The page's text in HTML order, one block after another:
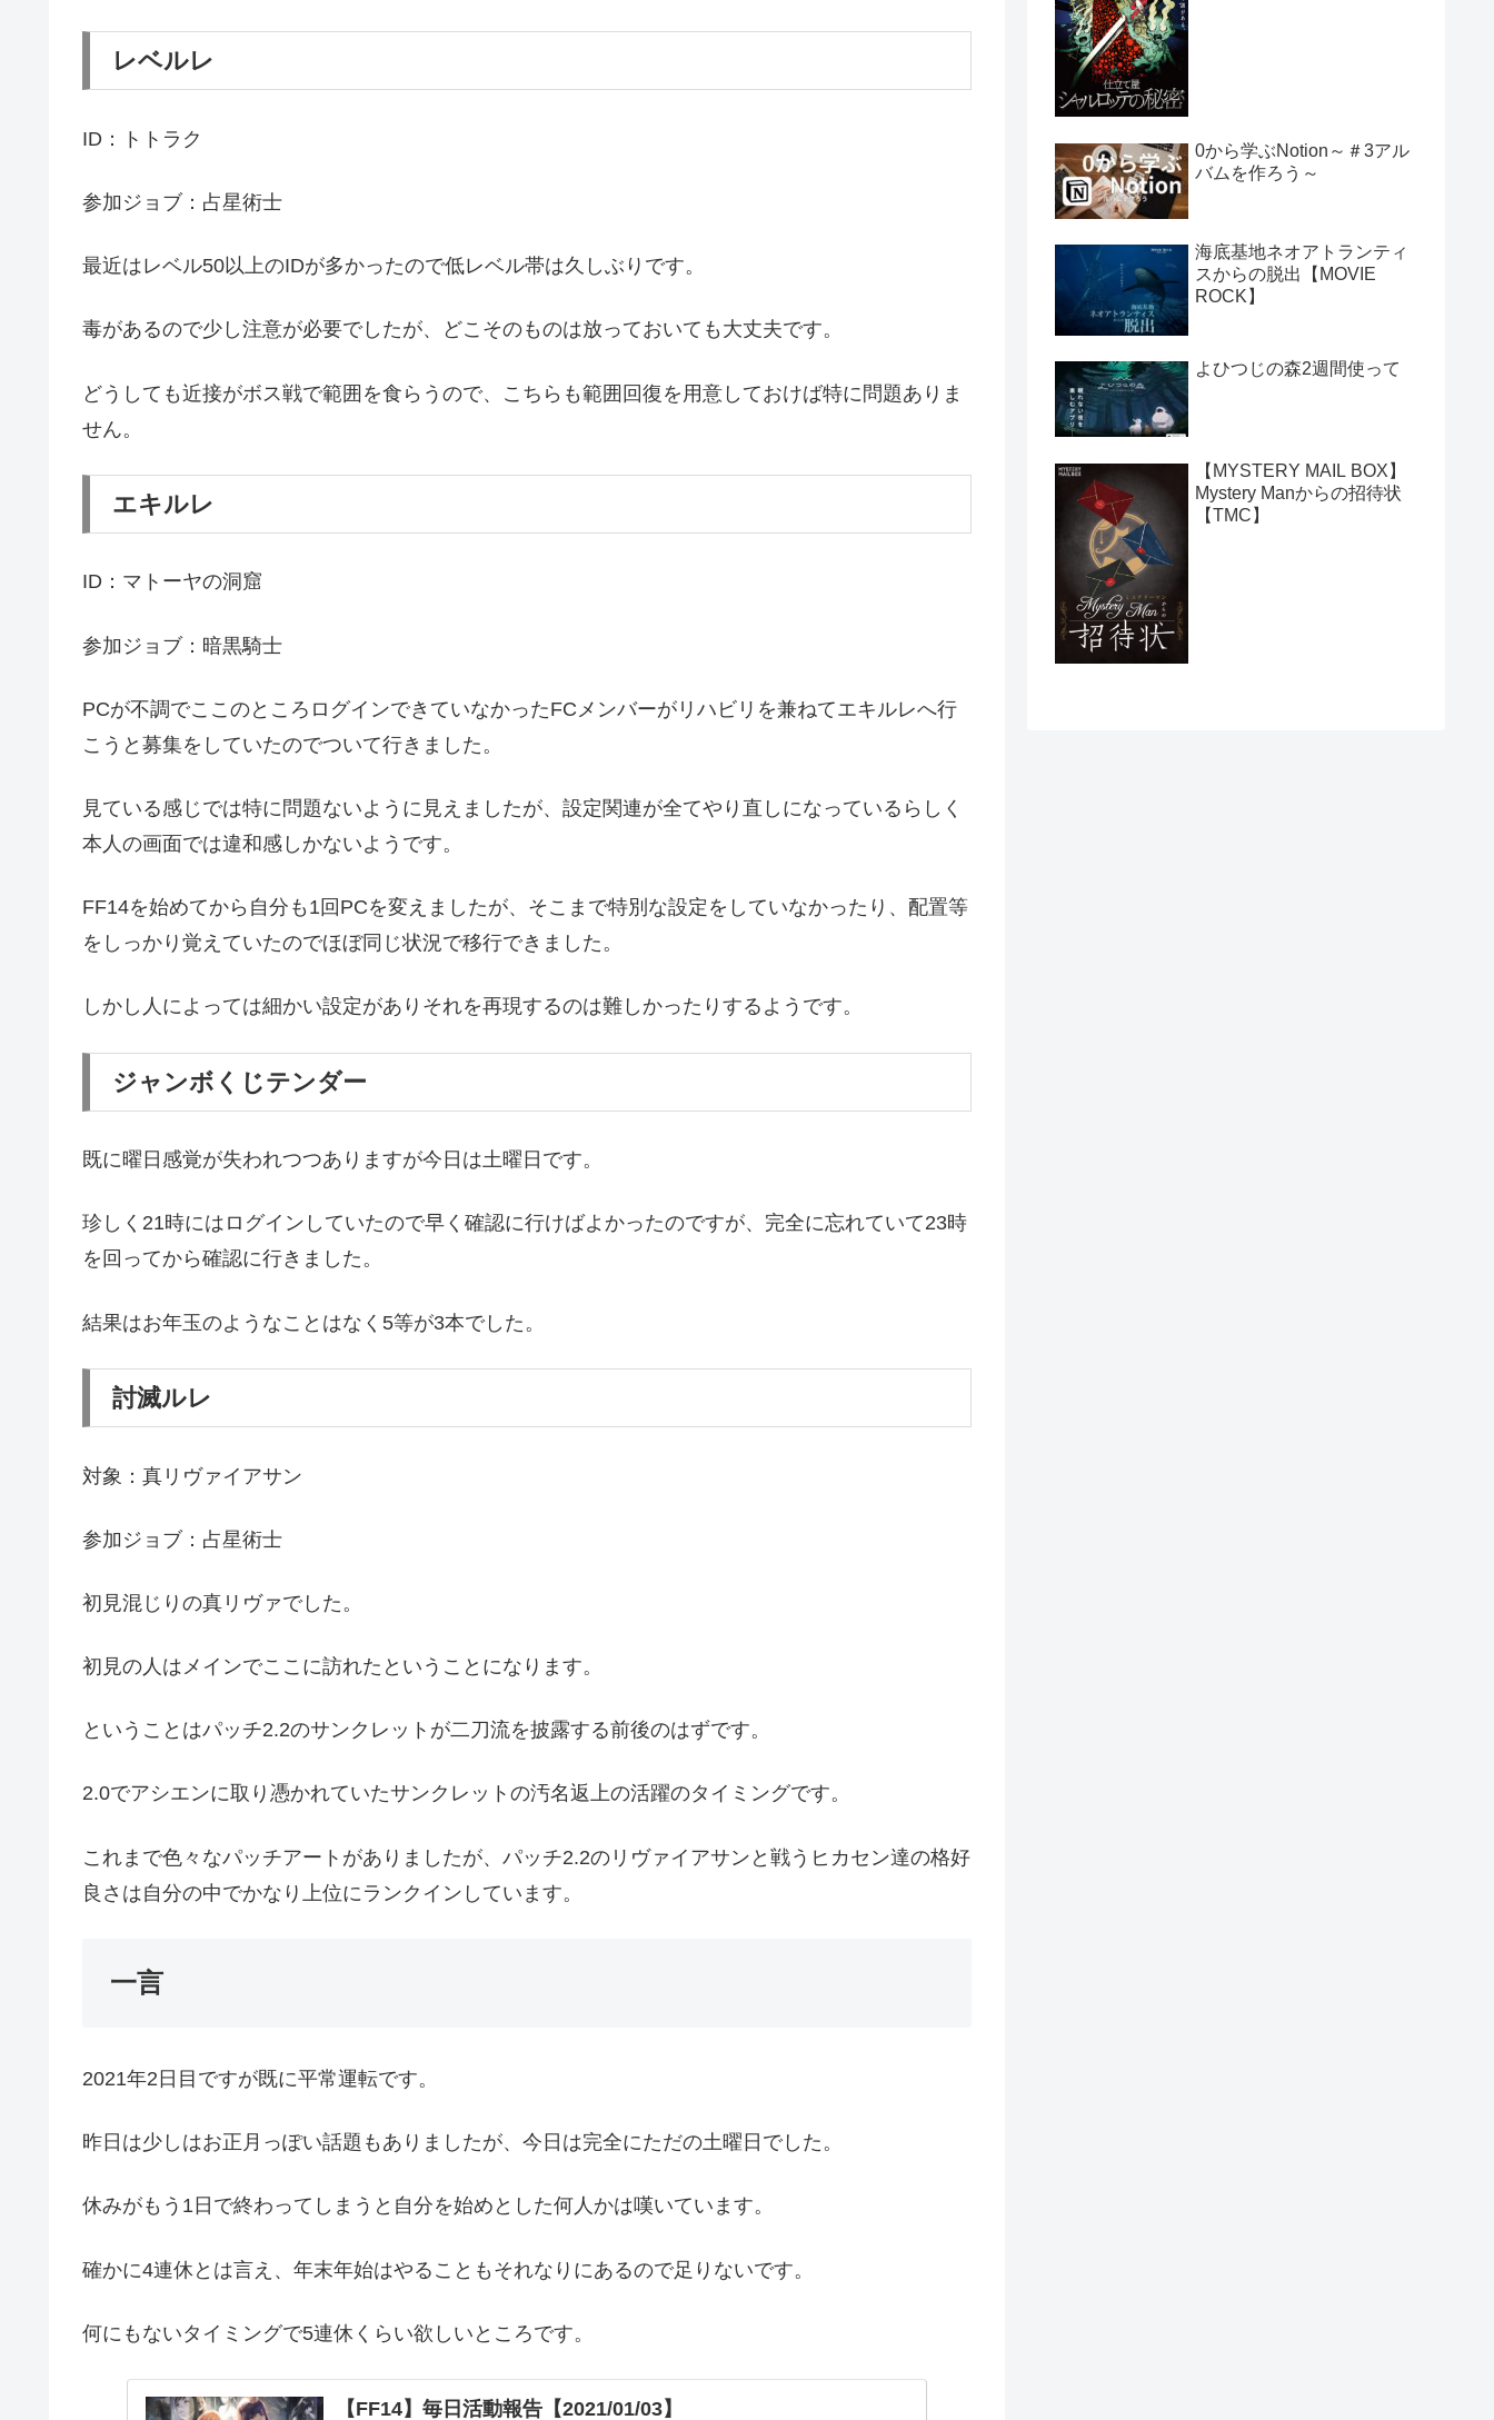
レベルレ
ID：トトラク
参加ジョブ：占星術士
最近はレベル50以上のIDが多かったので低レベル帯は久しぶりです。
毒があるので少し注意が必要でしたが、どこそのものは放っておいても大丈夫です。
どうしても近接がボス戦で範囲を食らうので、こちらも範囲回復を用意しておけば特に問題ありま
せん。
エキルレ
ID：マトーヤの洞窟
参加ジョブ：暗黒騎士
PCが不調でここのところログインできていなかったFCメンバーがリハビリを兼ねてエキルレへ行
こうと募集をしていたのでついて行きました。
見ている感じでは特に問題ないように見えましたが、設定関連が全てやり直しになっているらしく
本人の画面では違和感しかないようです。
FF14を始めてから自分も1回PCを変えましたが、そこまで特別な設定をしていなかったり、配置等
をしっかり覚えていたのでほぼ同じ状況で移行できました。
しかし人によっては細かい設定がありそれを再現するのは難しかったりするようです。
ジャンボくじテンダー
既に曜日感覚が失われつつありますが今日は土曜日です。
珍しく21時にはログインしていたので早く確認に行けばよかったのですが、完全に忘れていて23時
を回ってから確認に行きました。
結果はお年玉のようなことはなく5等が3本でした。
討滅ルレ
対象：真リヴァイアサン
参加ジョブ：占星術士
初見混じりの真リヴァでした。
初見の人はメインでここに訪れたということになります。
ということはパッチ2.2のサンクレットが二刀流を披露する前後のはずです。
2.0でアシエンに取り憑かれていたサンクレットの汚名返上の活躍のタイミングです。
これまで色々なパッチアートがありましたが、パッチ2.2のリヴァイアサンと戦うヒカセン達の格好
良さは自分の中でかなり上位にランクインしています。
一言
2021年2日目ですが既に平常運転です。
昨日は少しはお正月っぽい話題もありましたが、今日は完全にただの土曜日でした。
休みがもう1日で終わってしまうと自分を始めとした何人かは嘆いています。
確かに4連休とは言え、年末年始はやることもそれなりにあるので足りないです。
何にもないタイミングで5連休くらい欲しいところです。
【FF14】毎日活動報告【2021/01/03】
0から学ぶNotion～＃3アル
バムを作ろう～
海底基地ネオアトランティ
スからの脱出【MOVIE
ROCK】
よひつじの森2週間使って
【MYSTERY MAIL BOX】
Mystery Manからの招待状
【TMC】